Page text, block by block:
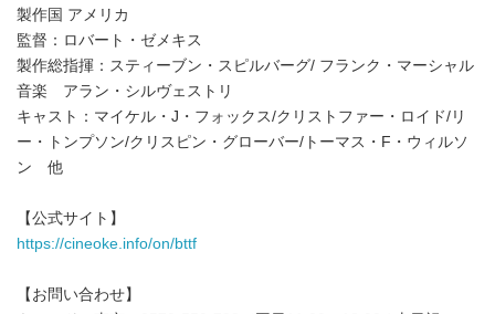
製作国 アメリカ
監督：ロバート・ゼメキス
製作総指揮：スティーブン・スピルバーグ/ フランク・マーシャル
音楽 アラン・シルヴェストリ
キャスト：マイケル・J・フォックス/クリストファー・ロイド/リ
ー・トンプソン/クリスピン・グローバー/トーマス・F・ウィルソ
ン 他
【公式サイト】
https://cineoke.info/on/bttf
【お問い合わせ】